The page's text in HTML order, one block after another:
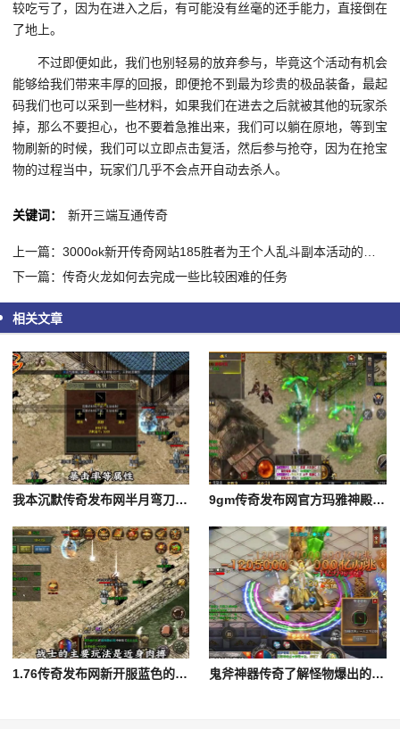
较吃亏了，因为在进入之后，有可能没有丝毫的还手能力，直接倒在
了地上。
不过即便如此，我们也别轻易的放弃参与，毕竟这个活动有机会
能够给我们带来丰厚的回报，即便抢不到最为珍贵的极品装备，最起
码我们也可以采到一些材料，如果我们在进去之后就被其他的玩家杀
掉，那么不要担心，也不要着急推出来，我们可以躺在原地，等到宝
物刷新的时候，我们可以立即点击复活，然后参与抢夺，因为在抢宝
物的过程当中，玩家们几乎不会点开自动去杀人。
关键词： 新开三端互通传奇
上一篇：3000ok新开传奇网站185胜者为王个人乱斗副本活动的奖励都是如何发放的呢
下一篇：传奇火龙如何去完成一些比较困难的任务
相关文章
我本沉默传奇发布网半月弯刀是战士的唯一群体技能 9gm传奇发布网官方玛雅神殿的boss如何快速的刷掉
1.76传奇发布网新开服蓝色的符石具体都是有着哪些属性呢 鬼斧神器传奇了解怪物爆出的装备帮助是非常高的